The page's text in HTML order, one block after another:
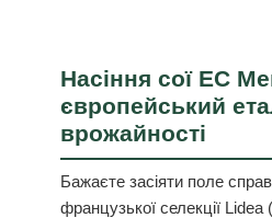
Насіння сої ЕС
європейський
врожайності
Бажаєте засіяти поле
французької селекції